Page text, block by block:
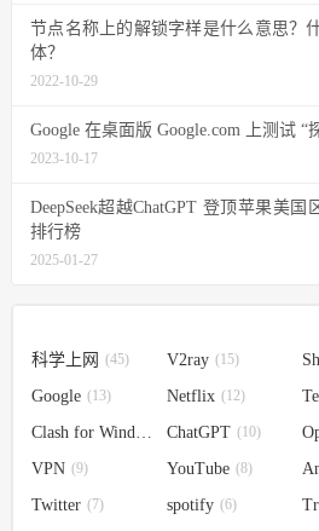
节点名称上的解锁字样是什么意思？
体？
2022-10-29
Google 在桌面版 Google.com 上测试 “
2023-10-17
DeepSeek超越ChatGPT 登顶苹果美国
排行榜
2025-01-27
科学上网 (45) V2ray (15)
Google (13) Netflix (12)
Clash for Windows (10)
ChatGPT (10)
VPN (9) YouTube (8)
Twitter (7) spotify (6)